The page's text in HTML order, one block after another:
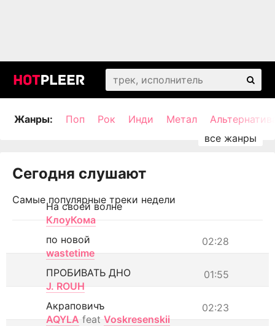
Жанры: Поп Рок Инди Метал
Сегодня слушают
Самые популярные треки недели
На своей волне
КлоуКома
02:28
по новой
wastetime
01:55
ПРОБИВАТЬ ДНО
J. ROUH
02:23
Акраповичъ
AQYLA feat Voskresenskii